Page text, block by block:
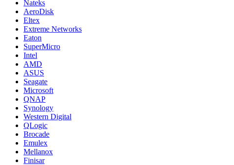
Nateks
AeroDisk
Eltex
Extreme Networks
Eaton
SuperMicro
Intel
AMD
ASUS
Seagate
Microsoft
QNAP
Synology
Western Digital
QLogic
Brocade
Emulex
Mellanox
Finisar